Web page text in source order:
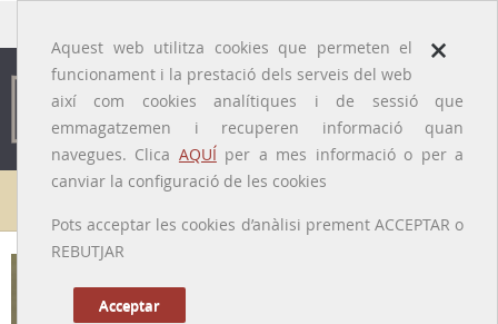
×
Aquest web utilitza cookies que permeten el
funcionament i la prestació dels serveis del web
així com cookies analítiques i de sessió que
emmagatzemen i recuperen informació quan
navegues. Clica AQUÍper a mes informació o per a
canviar la configuració de les cookies
Pots acceptar les cookies d’anàlisi prement ACCEPTAR o
REBUTJAR
Acceptar
Galeria de metges